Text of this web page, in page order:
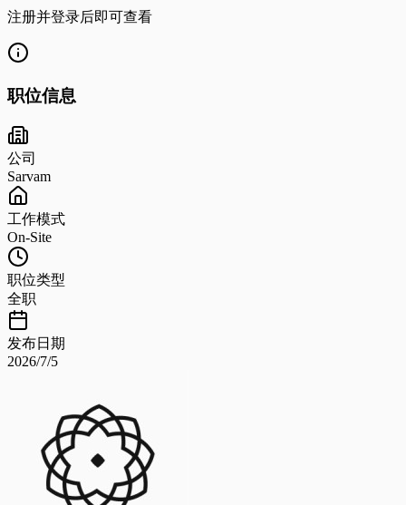
注册并登录后即可查看
职位信息
公司
Sarvam
工作模式
On-Site
职位类型
全职
发布日期
2026/7/5